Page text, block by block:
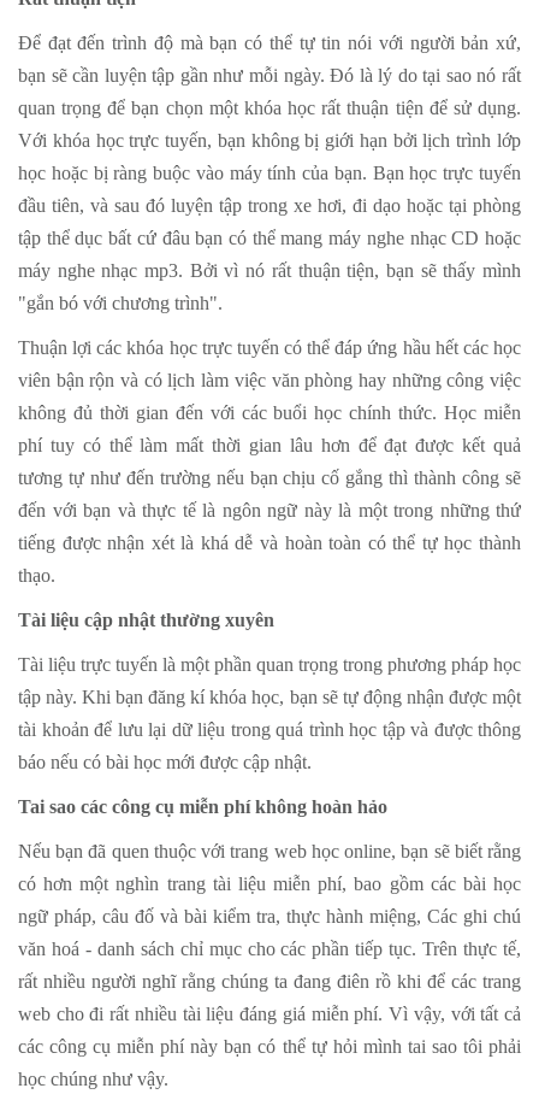
Để đạt đến trình độ mà bạn có thể tự tin nói với người bản xứ,
bạn sẽ cần luyện tập gần như mỗi ngày. Đó là lý do tại sao nó rất
quan trọng để bạn chọn một khóa học rất thuận tiện để sử dụng.
Với khóa học trực tuyến, bạn không bị giới hạn bởi lịch trình lớp
học hoặc bị ràng buộc vào máy tính của bạn. Bạn học trực tuyến
đầu tiên, và sau đó luyện tập trong xe hơi, đi dạo hoặc tại phòng
tập thể dục bất cứ đâu bạn có thể mang máy nghe nhạc CD hoặc
máy nghe nhạc mp3. Bởi vì nó rất thuận tiện, bạn sẽ thấy mình
"gắn bó với chương trình".
Thuận lợi các khóa học trực tuyến có thể đáp ứng hầu hết các học
viên bận rộn và có lịch làm việc văn phòng hay những công việc
không đủ thời gian đến với các buổi học chính thức. Học miễn
phí tuy có thể làm mất thời gian lâu hơn để đạt được kết quả
tương tự như đến trường nếu bạn chịu cố gắng thì thành công sẽ
đến với bạn và thực tế là ngôn ngữ này là một trong những thứ
tiếng được nhận xét là khá dễ và hoàn toàn có thể tự học thành
thạo.
Tài liệu cập nhật thường xuyên
Tài liệu trực tuyến là một phần quan trọng trong phương pháp học
tập này. Khi bạn đăng kí khóa học, bạn sẽ tự động nhận được một
tài khoản để lưu lại dữ liệu trong quá trình học tập và được thông
báo nếu có bài học mới được cập nhật.
Tai sao các công cụ miễn phí không hoàn hảo
Nếu bạn đã quen thuộc với trang web học online, bạn sẽ biết rằng
có hơn một nghìn trang tài liệu miễn phí, bao gồm các bài học
ngữ pháp, câu đố và bài kiểm tra, thực hành miệng, Các ghi chú
văn hoá - danh sách chỉ mục cho các phần tiếp tục. Trên thực tế,
rất nhiều người nghĩ rằng chúng ta đang điên rồ khi để các trang
web cho đi rất nhiều tài liệu đáng giá miễn phí. Vì vậy, với tất cả
các công cụ miễn phí này bạn có thể tự hỏi mình tai sao tôi phải
học chúng như vậy.